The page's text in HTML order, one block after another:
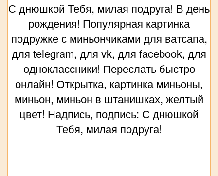
С днюшкой Тебя, милая подруга! В день
рождения! Популярная картинка
подружке с миньончиками для ватсапа,
для telegram, для vk, для facebook, для
одноклассники! Переслать быстро
онлайн! Открытка, картинка миньоны,
миньон, миньон в штанишках, желтый
цвет! Надпись, подпись: С днюшкой
Тебя, милая подруга!